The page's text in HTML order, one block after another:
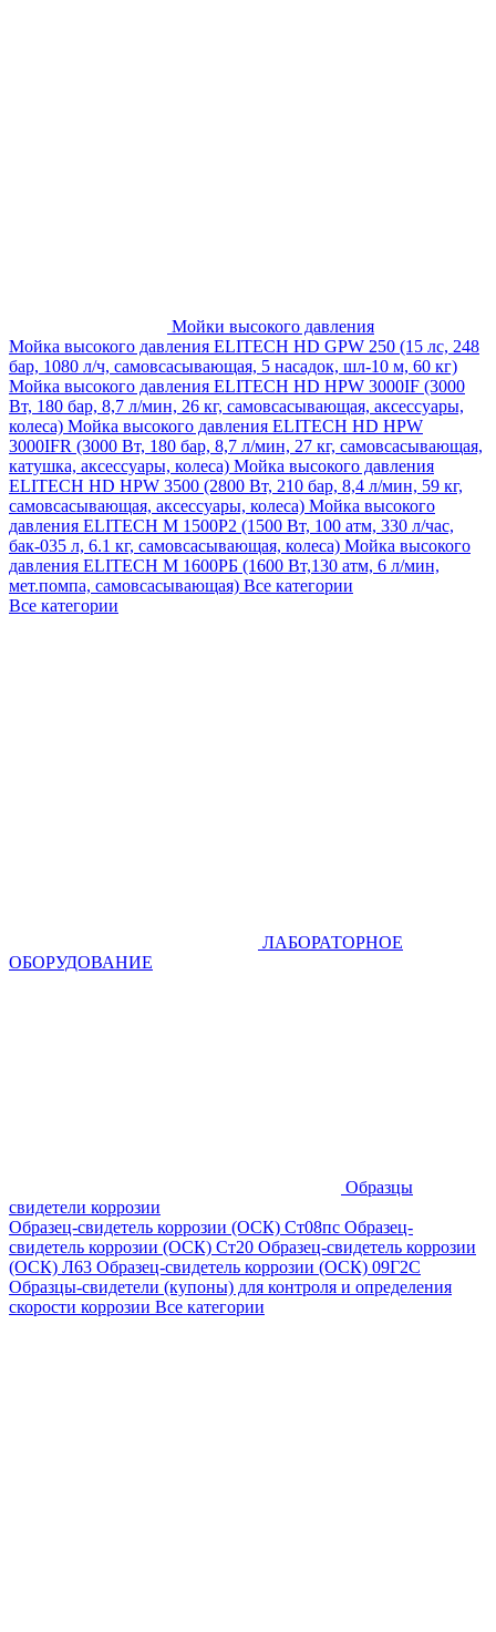
Мойки высокого давления
Мойка высокого давления ELITECH HD GPW 250 (15 лс, 248
бар, 1080 л/ч, самовсасывающая, 5 насадок, шл-10 м, 60 кг)
Мойка высокого давления ELITECH HD HPW 3000IF (3000
Вт, 180 бар, 8,7 л/мин, 26 кг, самовсасывающая, аксессуары,
колеса) Мойка высокого давления ELITECH HD HPW
3000IFR (3000 Вт, 180 бар, 8,7 л/мин, 27 кг, самовсасывающая,
катушка, аксессуары, колеса) Мойка высокого давления
ELITECH HD HPW 3500 (2800 Вт, 210 бар, 8,4 л/мин, 59 кг,
самовсасывающая, аксессуары, колеса) Мойка высокого
давления ELITECH M 1500P2 (1500 Вт, 100 атм, 330 л/час,
бак-035 л, 6.1 кг, самовсасывающая, колеса) Мойка высокого
давления ELITECH М 1600РБ (1600 Вт,130 атм, 6 л/мин,
мет.помпа, самовсасывающая) Все категории
Все категории
ЛАБОРАТОРНОЕ
ОБОРУДОВАНИЕ
Образцы
свидетели коррозии
Образец-свидетель коррозии (ОСК) Ст08пс Образец-
свидетель коррозии (ОСК) Ст20 Образец-свидетель коррозии
(ОСК) Л63 Образец-свидетель коррозии (ОСК) 09Г2С
Образцы-свидетели (купоны) для контроля и определения
скорости коррозии Все категории